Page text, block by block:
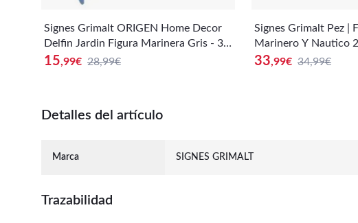
Signes Grimalt ORIGEN Home Decor
Delfin Jardin Figura Marinera Gris - 30
x22x2cm 32442
15,99€ 28,99€
Signes Grimalt Pez |
Marinero Y Nautico
33,99€ 34,99€
Detalles del artículo
Marca SIGNES GRIMALT
Trazabilidad